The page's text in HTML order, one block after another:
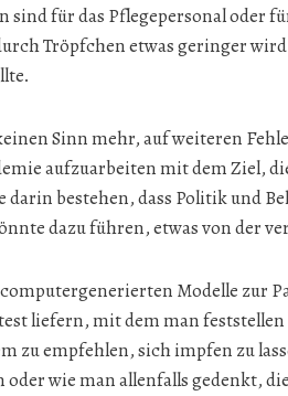
sind für das Pflegepersonal oder
Tröpfchen etwas geringer
Sinn mehr, auf weiteren
aufzuarbeiten mit dem Ziel,
bestehen, dass Politik und
dazu führen, etwas von der
Modelle zur
liefern, mit dem man
zu empfehlen, sich impfen zu
wie man allenfalls gedenkt,